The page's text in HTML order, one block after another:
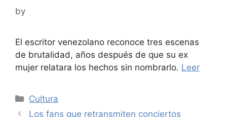
by
El escritor venezolano reconoce tres escenas
de brutalidad, años después de que su ex
mujer relatara los hechos sin nombrarlo. Leer
Categories
Cultura
Los fans que retransmiten conciertos